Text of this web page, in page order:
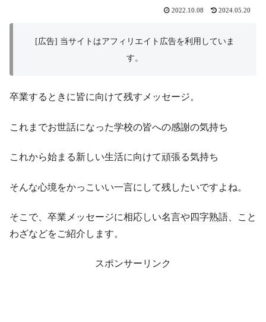
2022.10.08 2024.05.20
[広告] 当サイトはアフィリエイト広告を利用していま
す。
卒業するときに皆に向けて残すメッセージ。
これまでお世話になった学校の皆への感謝の気持ち
これから始まる新しい生活に向けて頑張る気持ち
そんな心境をかっこいい一言にして残したいですよね。
そこで、卒業メッセージに相応しい名言や四字熟語、こと
わざなどをご紹介します。
スポンサーリンク